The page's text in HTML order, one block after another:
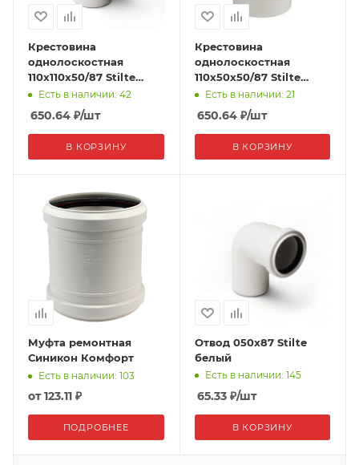
Крестовина
однолоскостная
110x110x50/87 Stilte
белая (18/1)
Есть в наличии: 42
650.64 ₽/шт
В КОРЗИНУ
Крестовина
однолоскостная
110x50x50/87 Stilte
белая (26/1)
Есть в наличии: 21
650.64₽/шт
В КОРЗИНУ
Муфта ремонтная
Синикон Комфорт
Есть в наличии: 103
от123.11 ₽
ПОДРОБНЕЕ
Отвод 050x87 Stilte
белый
Есть в наличии: 145
65.33₽/шт
В КОРЗИНУ